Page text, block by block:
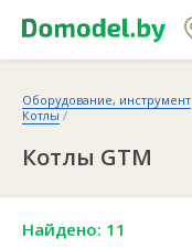
Оборудование, инструмент
Котлы /
Котлы GTM
Найдено: 11